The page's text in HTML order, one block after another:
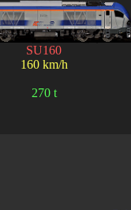
SU160
160 km/h
270 t